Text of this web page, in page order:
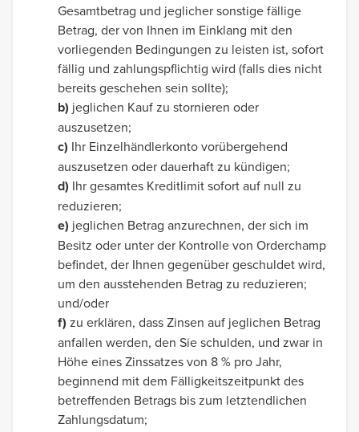
Gesamtbetrag und jeglicher sonstige fällige
Betrag, der von Ihnen im Einklang mit den
vorliegenden Bedingungen zu leisten ist, sofort
fällig und zahlungspflichtig wird (falls dies nicht
bereits geschehen sein sollte);
b) jeglichen Kauf zu stornieren oder
auszusetzen;
c) Ihr Einzelhändlerkonto vorübergehend
auszusetzen oder dauerhaft zu kündigen;
d) Ihr gesamtes Kreditlimit sofort auf null zu
reduzieren;
e) jeglichen Betrag anzurechnen, der sich im
Besitz oder unter der Kontrolle von Orderchamp
befindet, der Ihnen gegenüber geschuldet wird,
um den ausstehenden Betrag zu reduzieren;
und/oder
f) zu erklären, dass Zinsen auf jeglichen Betrag
anfallen werden, den Sie schulden, und zwar in
Höhe eines Zinssatzes von 8 % pro Jahr,
beginnend mit dem Fälligkeitszeitpunkt des
betreffenden Betrags bis zum letztendlichen
Zahlungsdatum;